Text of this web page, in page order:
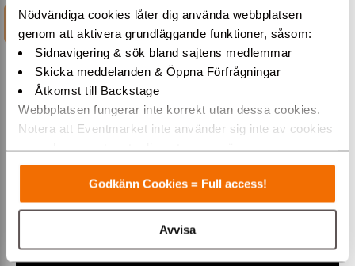
Nödvändiga cookies låter dig använda webbplatsen
genom att aktivera grundläggande funktioner, såsom:
Sidnavigering & sök bland sajtens medlemmar
Skicka meddelanden & Öppna Förfrågningar
Åtkomst till Backstage
Webbplatsen fungerar inte korrekt utan dessa cookies.
Notera att Eventmarket inte använder sig inte av cookies
som placeras ut av tredjepartsannonsörer.
Varmt välkommen till Eventmarket!
Godkänn Cookies = Full access!
Avvisa
INFORMATION
City Porslinsuthyrning hyr
ut bord, stol, porslin m.m
porslin, bord, stolar mm så att du kan ordna en
perfekt och lyckad fest. Den tråkiga disken lämnar
du till oss!